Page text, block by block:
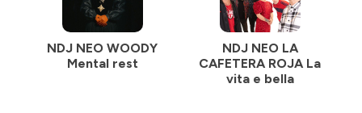
NDJ NEO WOODY
Mental rest
NDJ NEO LA
CAFETERA ROJA La
vita e bella